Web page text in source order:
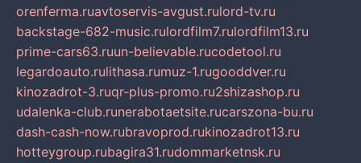
orenferma.ruavtoservis-avgust.rulord-tv.ru
backstage-682-music.rulordfilm7.rulordfilm13.ru
prime-cars63.ruun-believable.rucodetool.ru
legardoauto.rulithasa.rumuz-1.rugooddver.ru
kinozadrot-3.ruqr-plus-promo.ru2shizashop.ru
udalenka-club.runerabotaetsite.rucarszona-bu.ru
dash-cash-now.rubravoprod.rukinozadrot13.ru
hotteygroup.rubagira31.rudommarketnsk.ru